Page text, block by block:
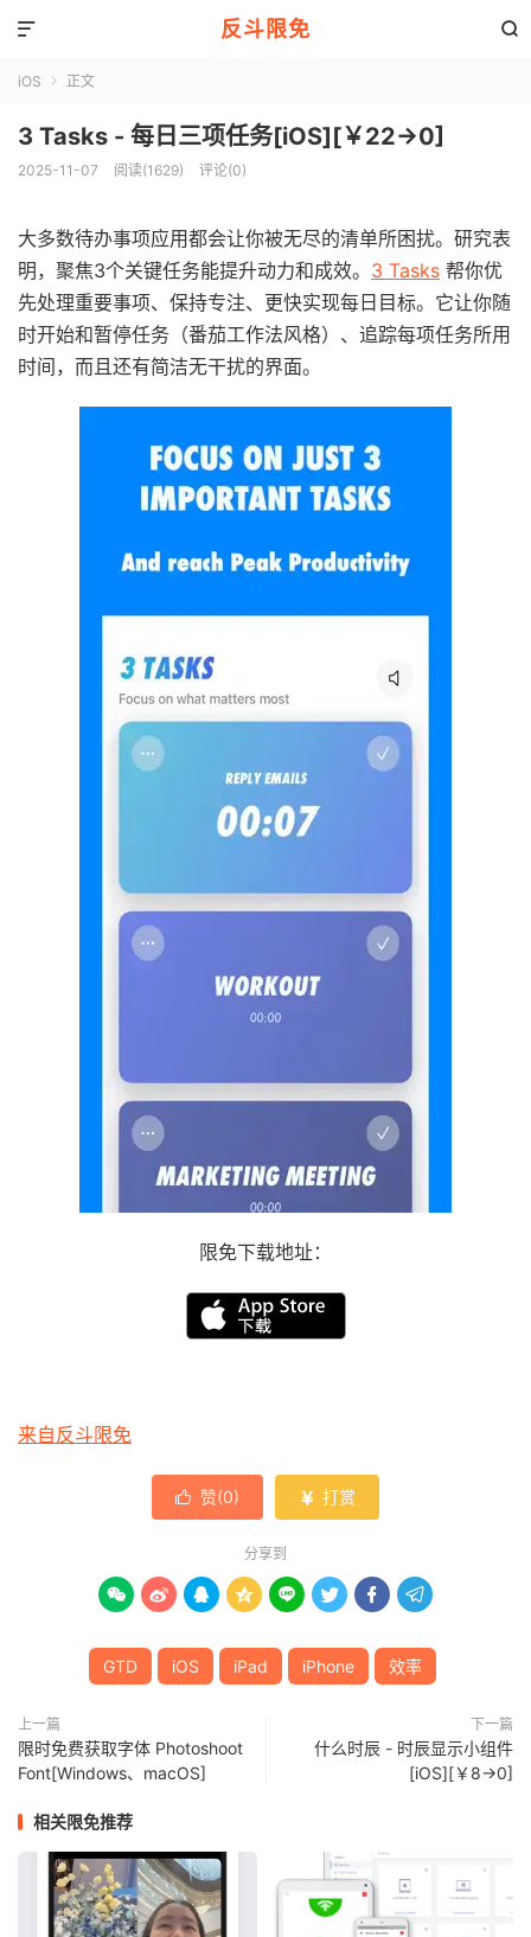
反斗限免 

iOS  正文
3 Tasks - 每日三项任务[iOS][￥22→0]
2025-11-07 阅读(1629) 评论(0)
大多数待办事项应用都会让你被无尽的清单所困扰。研究表
明，聚焦3个关键任务能提升动力和成效。 3 Tasks 帮你优
先处理重要事项、保持专注、更快实现每日目标。它让你随
时开始和暂停任务（番茄工作法风格）、追踪每项任务所用
时间，而且还有简洁无干扰的界面。
限免下载地址：
来自反斗限免
 赞(0)  打赏
分享到
       
GTD iOS iPad iPhone 效率
上一篇
限时免费获取字体 Photoshoot
Font[Windows、macOS]
下一篇
什么时辰 - 时辰显示小组件
[iOS][￥8→0]
相关限免推荐